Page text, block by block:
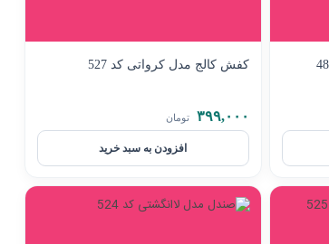
کفش کالج مدل کرواتی کد 527
۳۹۹,۰۰۰ تومان
افزودن به سبد خرید